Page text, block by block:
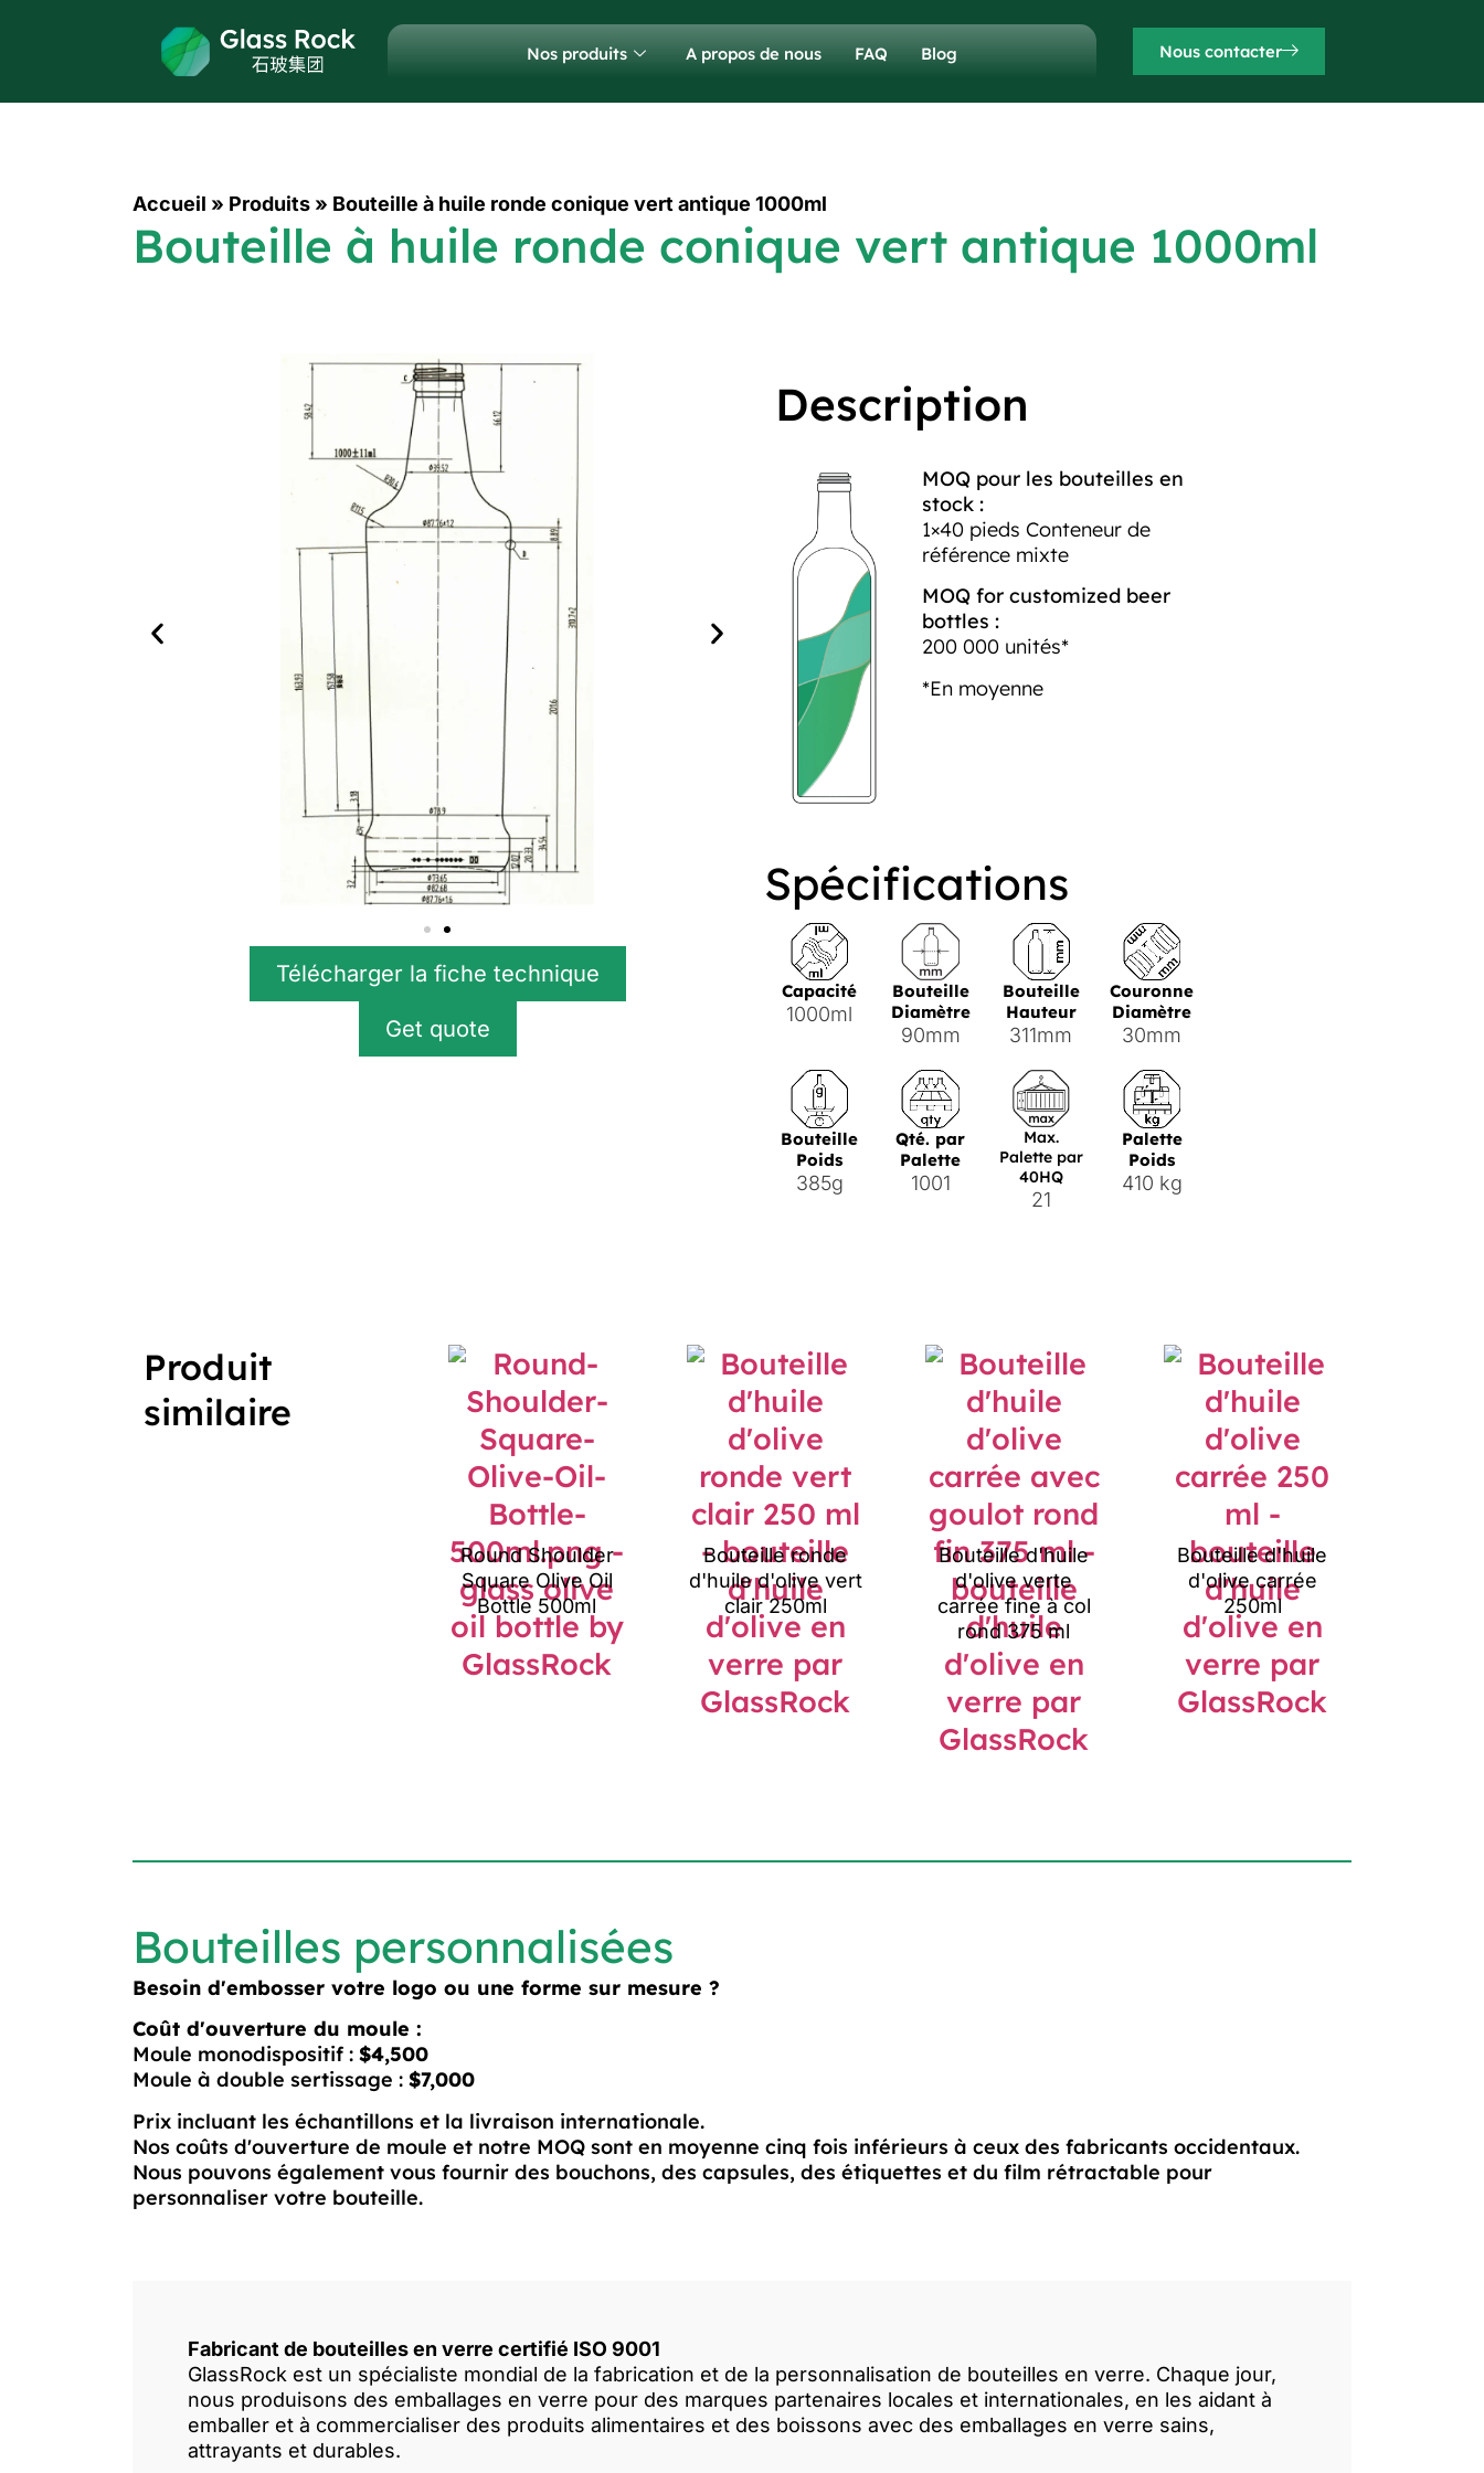
Nos produits A propos de nous FAQ Blog Nous contacter
Accueil » Produits » Bouteille à huile ronde conique vert antique 1000ml
Bouteille à huile ronde conique vert antique 1000ml
Télécharger la fiche technique
Get quote
Description
MOQ pour les bouteilles en
stock :
1×40 pieds Conteneur de
référence mixte
MOQ for customized beer
bottles :
200 000 unités*
*En moyenne
Spécifications
Capacité
1000ml
Bouteille
Diamètre
90mm
Bouteille
Hauteur
311mm
Couronne
Diamètre
30mm
Bouteille
Poids
385g
Qté. par
Palette
1001
Max.
Palette par
40HQ
21
Palette
Poids
410 kg
Produit
similaire
Round Shoulder
Square Olive Oil
Bottle 500ml
Bouteille ronde
d'huile d'olive vert
clair 250ml
Bouteille d'huile
d'olive verte
carrée fine à col
rond 375 ml
Bouteille d'huile
d'olive carrée
250ml
Bouteilles personnalisées
Besoin d'embosser votre logo ou une forme sur mesure ?
Coût d'ouverture du moule :
Moule monodispositif : $4,500
Moule à double sertissage : $7,000
Prix incluant les échantillons et la livraison internationale.
Nos coûts d'ouverture de moule et notre MOQ sont en moyenne cinq fois inférieurs à ceux des fabricants occidentaux.
Nous pouvons également vous fournir des bouchons, des capsules, des étiquettes et du film rétractable pour
personnaliser votre bouteille.
Fabricant de bouteilles en verre certifié ISO 9001
GlassRock est un spécialiste mondial de la fabrication et de la personnalisation de bouteilles en verre. Chaque jour,
nous produisons des emballages en verre pour des marques partenaires locales et internationales, en les aidant à
emballer et à commercialiser des produits alimentaires et des boissons avec des emballages en verre sains,
attrayants et durables.